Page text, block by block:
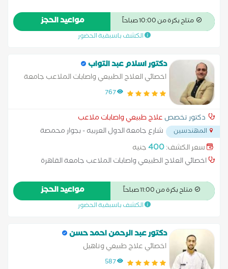
متاح بكرة من 10:00 صباحاً مواعيد الحجز
الكشف باسبقية الحضور
دكتور اسلام عبد التواب
اخصائي العلاج الطبيعي واصابات الملاعب جامعة
القاهرة
767
دكتور تخصص علاج طبيعي واصابات ملاعب
المهندسين
شارع جامعة الدول العربيه - بجوار محمصة
العروبة ومترو جامعة الدول... سعر الكشف:400جنيه
اخصائي العلاج الطبيعي واصابات الملاعب جامعة القاهرة
متاح بكرة من 11:00 صباحاً مواعيد الحجز
الكشف باسبقية الحضور
دكتور عبد الرحمن احمد حسن
اخصائي علاج طبيعي وتاهيل
587